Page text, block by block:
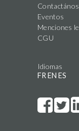
Contactános
Eventos
Menciones
CGU
Idiomas
FR EN ES